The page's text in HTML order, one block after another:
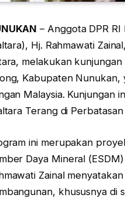
– Anggota DPR
Hj. Rahmawati
melakukan
Kabupaten Nunukan,
Malaysia. Kunjungan
Terang di Perbatasan
ini merupakan
Daya Mineral
Zainal
khususnya di